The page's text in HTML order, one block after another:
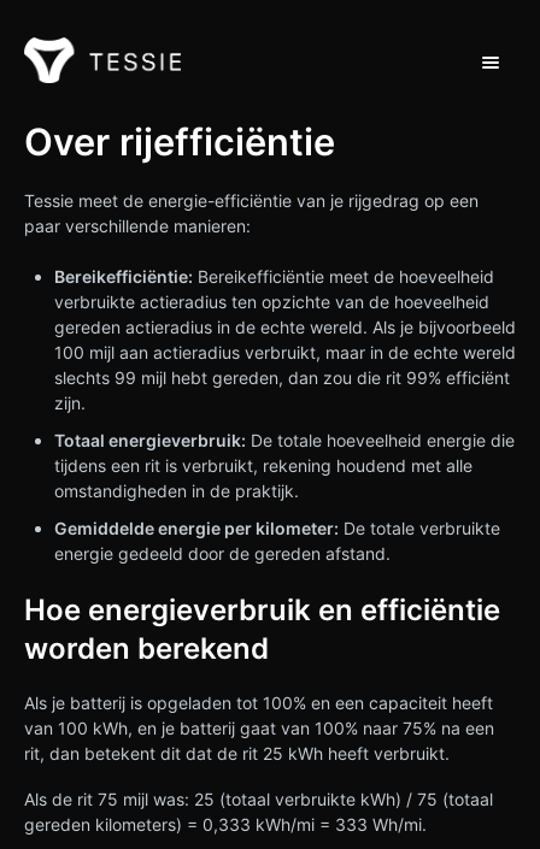
Ondersteuning Thuis
Neem contact op met
Over rijefficiëntie
Tessie meet de energie-efficiëntie van je rijgedrag op een
paar verschillende manieren:
Bereikefficiëntie: Bereikefficiëntie meet de hoeveelheid
verbruikte actieradius ten opzichte van de hoeveelheid
gereden actieradius in de echte wereld. Als je bijvoorbeeld
100 mijl aan actieradius verbruikt, maar in de echte wereld
slechts 99 mijl hebt gereden, dan zou die rit 99% efficiënt
zijn.
Totaal energieverbruik: De totale hoeveelheid energie die
tijdens een rit is verbruikt, rekening houdend met alle
omstandigheden in de praktijk.
Gemiddelde energie per kilometer: De totale verbruikte
energie gedeeld door de gereden afstand.
Hoe energieverbruik en efficiëntie
worden berekend
Als je batterij is opgeladen tot 100% en een capaciteit heeft
van 100 kWh, en je batterij gaat van 100% naar 75% na een
rit, dan betekent dit dat de rit 25 kWh heeft verbruikt.
Als de rit 75 mijl was: 25 (totaal verbruikte kWh) / 75 (totaal
gereden kilometers) = 0,333 kWh/mi = 333 Wh/mi.